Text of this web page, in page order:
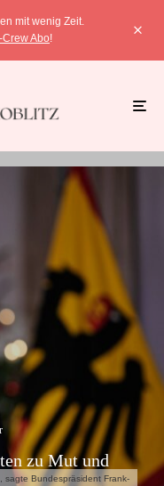
mit wenig Zeit.
Crew Abo!
sagte Bundespräsident Frank-
zu Mut und